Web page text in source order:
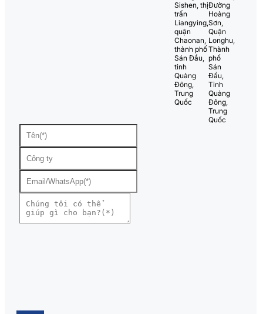
Sishen, thị
trấn
Liangying,
quận
Chaonan,
thành phố
Sán Đầu,
tỉnh
Quảng
Đông,
Trung
Quốc
Đường
Hoàng
Sơn,
Quận
Longhu,
Thành
phố
Sán
Đầu,
Tỉnh
Quảng
Đông,
Trung
Quốc